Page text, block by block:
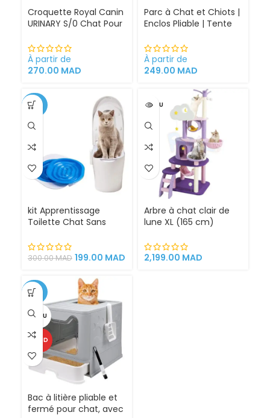
Croquette Royal Canin
URINARY S/0 Chat Pour
Cystite régime
médicalisé
À partir de
270.00 MAD
Parc à Chat et Chiots |
Enclos Pliable | Tente
et extérieur
À partir de
249.00 MAD
-34%
kit Apprentissage
Toilette Chat Sans
300.00MAD 199.00 MAD
VENDU
Arbre à chat clair de
lune XL (165 cm)
chat griffoirs
2,199.00 MAD
-25%
VENDU
CHAUD
Bac à litière pliable et
fermé pour chat, avec